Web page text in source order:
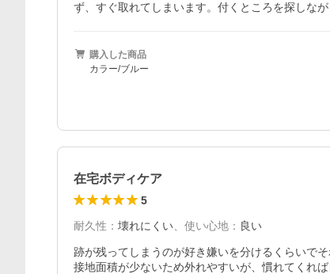
ず、すぐ取れてしまいます。付くところを探しな
購入した商品
カラー/ブルー
在宅ボディケア
5
耐久性 ： 壊れにくい 使い心地 ： 良い
跡が残ってしまうのが好き嫌いを分けるくらいで
接地面積が少ないため外れやすいが、慣れてくれ